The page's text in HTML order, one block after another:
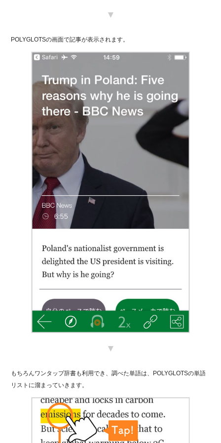
▼
POLYGLOTSの画面で記事が表示されます。
▼
もちろんワンタップ辞書も利用でき、調べた単語は、POLYGLOTSの単語
リストに溜まっていきます。